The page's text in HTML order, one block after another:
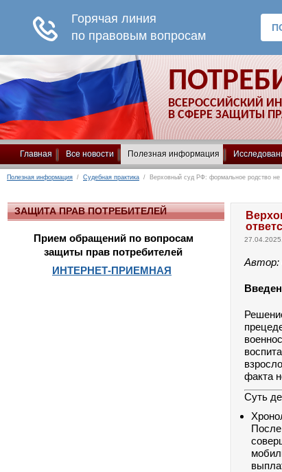
ВСЕРОССИЙСКИЙ
В СФЕРЕ ЗАЩИТЫ
Главная Все новости Полезная информация
Полезная информация / Судебная практика / Верховный суд РФ: формальное родство не
ЗАЩИТА ПРАВ ПОТРЕБИТЕЛЕЙ
Прием обращений по вопросам
защиты прав потребителей
ИНТЕРНЕТ-ПРИЕМНАЯ
27.04.2025.
Автор:
факта
Суть